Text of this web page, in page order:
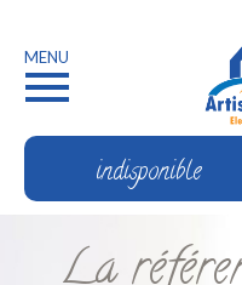
MENU
indisponible